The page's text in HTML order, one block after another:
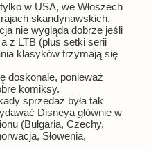
w USA, we Włoszech
skandynawskich.
nie wygląda dobrze jeśli
z LTB (plus setki serii
klasyków trzymają się
doskonale, ponieważ
komiksy.
sprzedaż była tak
Disneya głównie w
(Bułgaria, Czechy,
Słowenia,